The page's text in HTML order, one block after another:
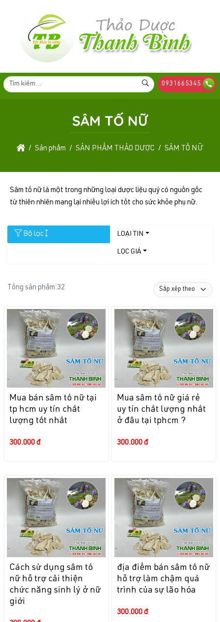
0931665345
SÂM TỐ NỮ
Sản phẩm SẢN PHẨM THẢO DƯỢC SÂM TỐ NỮ
Sâm tố nữ là một trong những loại dược liệu quý có nguồn gốc
từ thiên nhiên mang lại nhiều lợi ích tốt cho sức khỏe phụ nữ.
Bộ lọc LOẠI TIN
LỌC GIÁ
Tổng sản phẩm:32
Mua bán sâm tố nữ tại
tp hcm uy tín chất
lượng tốt nhất
300.000 đ
Mua sâm tố nữ giá rẻ
uy tín chất lượng nhất
ở đâu tại tphcm ?
300.000 đ
Cách sử dụng sâm tố
nữ hỗ trợ cải thiện
chức năng sinh lý ở nữ
giới
địa điểm bán sâm tố nữ
hỗ trợ làm chậm quá
trình của sự lão hóa
300.000 đ